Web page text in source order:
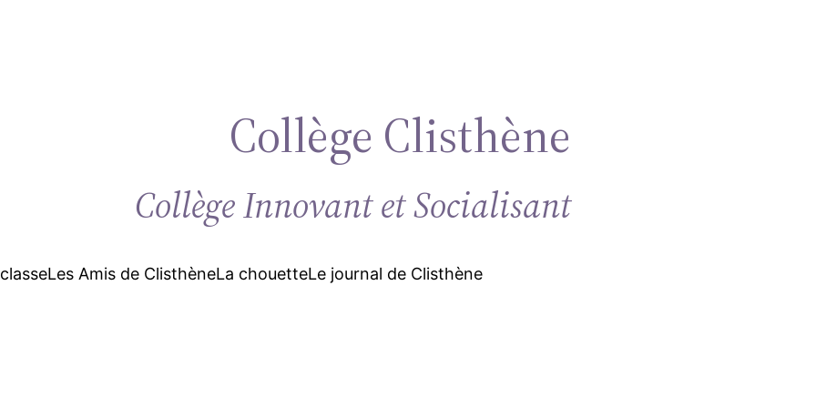
Collège Clisthène
Collège Innovant et Socialisant
Les Amis de ClisthèneLa chouetteLe journal de Clisthène